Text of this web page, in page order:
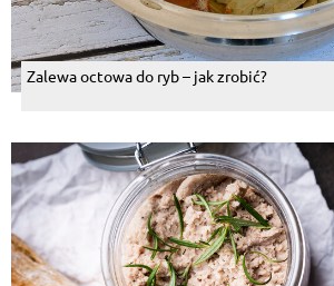
Zalewa octowa do ryb – jak zrobić?